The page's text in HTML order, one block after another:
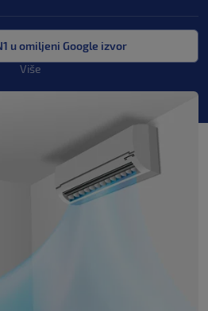
u omiljeni Google izvor
Više